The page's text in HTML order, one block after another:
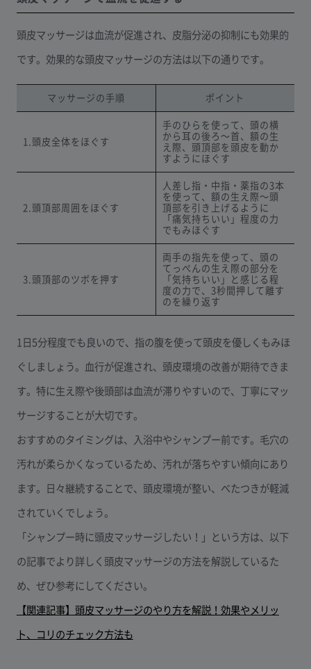
頭皮マッサージは血流が促進され、皮脂分泌の抑制にも効果的
です。効果的な頭皮マッサージの方法は以下の通りです。
マッサージの手順 ポイント
1.頭皮全体をほぐす
手のひらを使って、頭の横
から耳の後ろ〜首、額の生
え際、頭頂部を頭皮を動か
すようにほぐす
2.頭頂部周囲をほぐす
人差し指・中指・薬指の3本
を使って、額の生え際〜頭
頂部を引き上げるように
「痛気持ちいい」程度の力
でもみほぐす
3.頭頂部のツボを押す
両手の指先を使って、頭の
てっぺんの生え際の部分を
「気持ちいい」と感じる程
度の力で、3秒間押して離す
のを繰り返す
1日5分程度でも良いので、指の腹を使って頭皮を優しくもみほ
ぐしましょう。血行が促進され、頭皮環境の改善が期待できま
す。特に生え際や後頭部は血流が滞りやすいので、丁寧にマッ
サージすることが大切です。
おすすめのタイミングは、入浴中やシャンプー前です。毛穴の
汚れが柔らかくなっているため、汚れが落ちやすい傾向にあり
ます。日々継続することで、頭皮環境が整い、べたつきが軽減
されていくでしょう。
「シャンプー時に頭皮マッサージしたい！」という方は、以下
の記事でより詳しく頭皮マッサージの方法を解説しているた
め、ぜひ参考にしてください。
【関連記事】頭皮マッサージのやり方を解説！効果やメリッ
ト、コリのチェック方法も